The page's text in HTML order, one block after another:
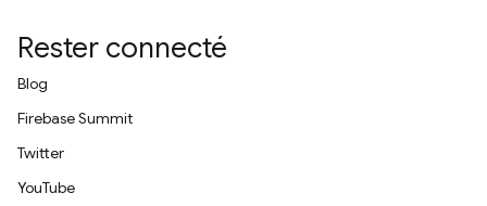
Rester connecté
Blog
Firebase Summit
Twitter
YouTube